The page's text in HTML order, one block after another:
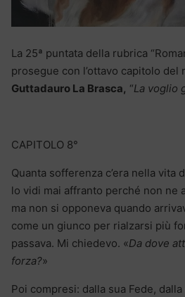
La 25ª puntata della rubrica
prosegue con l’ottavo capitolo del
Guttadauro La Brasca, “La voglio
CAPITOLO 8°
Quanta sofferenza c’era nella vita
lo vidi mai affranto perché non ne
ma non si opponeva quando
come un giunco per rialzarsi più
passava. Mi chiedevo. «Da dove
forza?»
Poi compresi: dalla sua Fede,